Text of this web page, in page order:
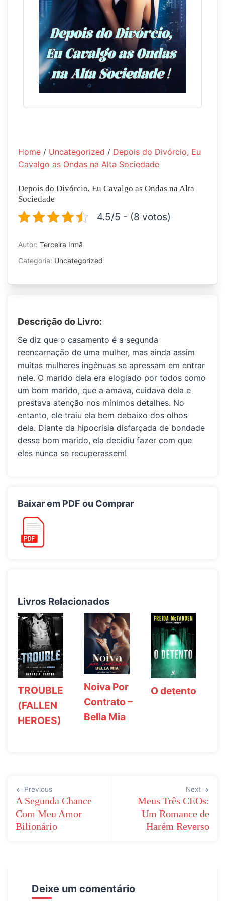
Home / Uncategorized / Depois do Divórcio, Eu
Cavalgo as Ondas na Alta Sociedade
Depois do Divórcio, Eu Cavalgo as Ondas na Alta
Sociedade
4.5/5 - (8 votos)
Autor: Terceira Irmã
Categoria: Uncategorized
Descrição do Livro:
Se diz que o casamento é a segunda
reencarnação de uma mulher, mas ainda assim
muitas mulheres ingênuas se apressam em entrar
nele. O marido dela era elogiado por todos como
um bom marido, que a amava, cuidava dela e
prestava atenção nos mínimos detalhes. No
entanto, ele traiu ela bem debaixo dos olhos
dela. Diante da hipocrisia disfarçada de bondade
desse bom marido, ela decidiu fazer com que
eles nunca se recuperassem!
Baixar em PDF ou Comprar
Livros Relacionados
TROUBLE
(FALLEN
HEROES)
Noiva Por
Contrato –
Bella Mia
O detento
de
Post
Previous
A Segunda Chance
Com Meu Amor
Bilionário
Next
Meus Três CEOs:
Um Romance de
Harém Reverso
Deixe um comentário